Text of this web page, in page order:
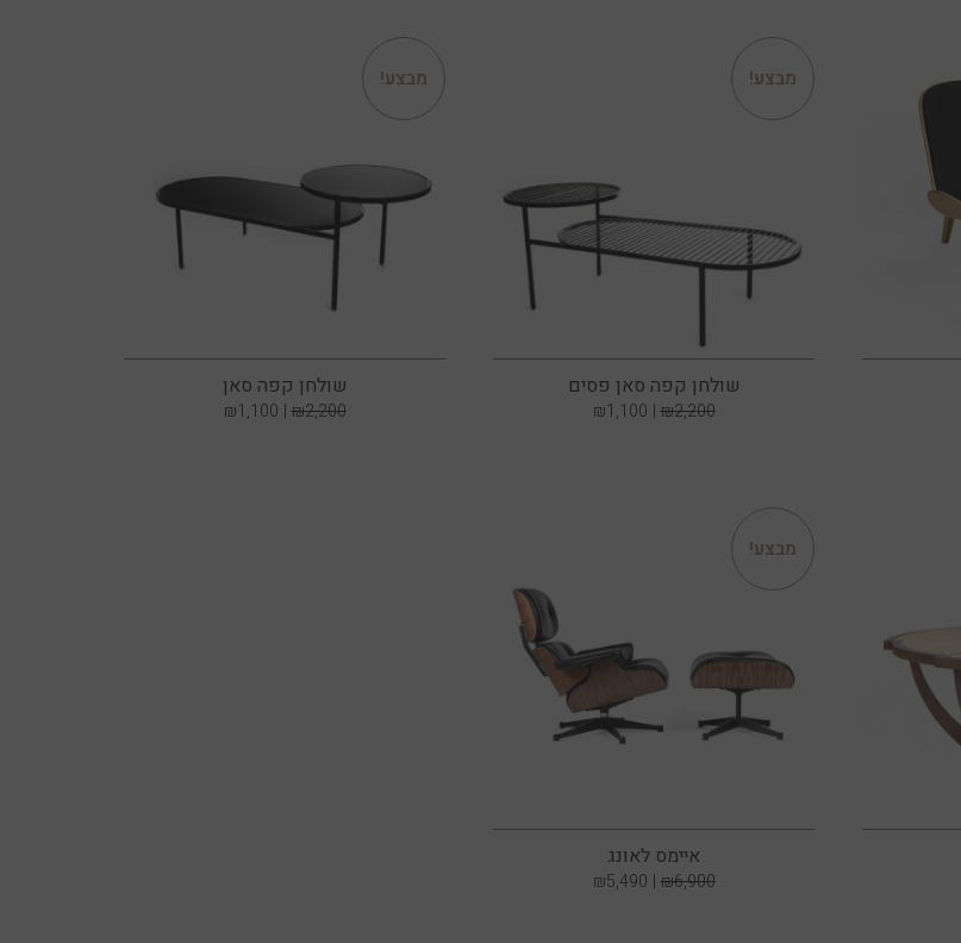
מבצע!
שולחן קפה סאן פסים
₪2,200
₪1,100
מבצע!
שולחן קפה סאן
₪2,200
₪1,100
מבצע!
איימס לאונג
₪6,900
₪5,490